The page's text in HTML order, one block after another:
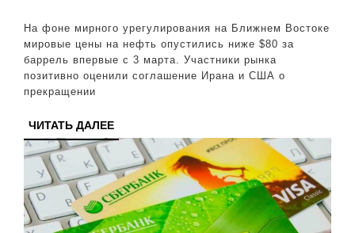
опустились
ниже
$80
баррель
На фоне мирного урегулирования на Ближнем Востоке
мировые цены на нефть опустились ниже $80 за
баррель впервые с 3 марта. Участники рынка
позитивно оценили соглашение Ирана и США о
прекращении
ЧИТАТЬ ДАЛЕЕЧИТАТЬ
ДАЛЕЕ